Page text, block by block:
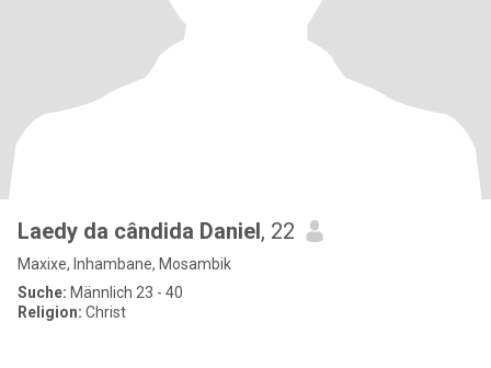
Laedy da cândida Daniel, 22
Maxixe, Inhambane, Mosambik
Suche: Männlich 23 - 40
Religion: Christ